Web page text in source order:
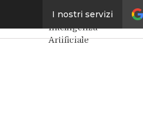
I nostri servizi
Ultimi articoli
Intelligenza
Artificiale